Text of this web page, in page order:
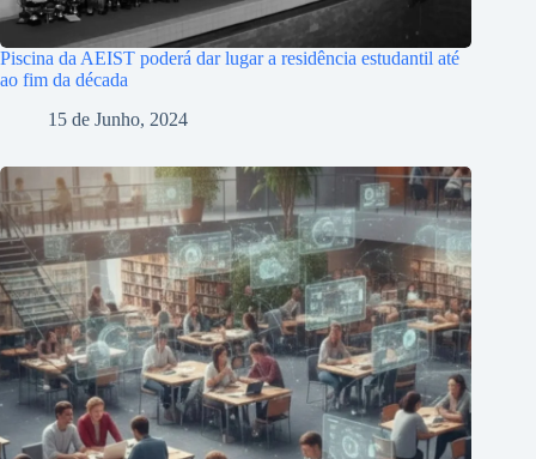
Piscina da AEIST poderá dar lugar a residência estudantil até
ao fim da década
15 de Junho, 2024